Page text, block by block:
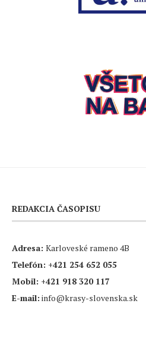
REDAKCIA ČASOPISU
Adresa: Karloveské rameno 4B
Telefón: +421 254 652 055
Mobil: +421 918 320 117
E-mail: info@krasy-slovenska.sk